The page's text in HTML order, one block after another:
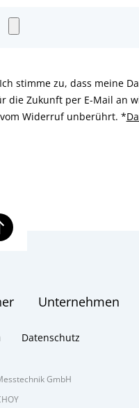
stimme zu, dass meine
Zukunft per E-Mail an
Widerruf unberührt. *
Unternehmen
Datenschutz
GmbH